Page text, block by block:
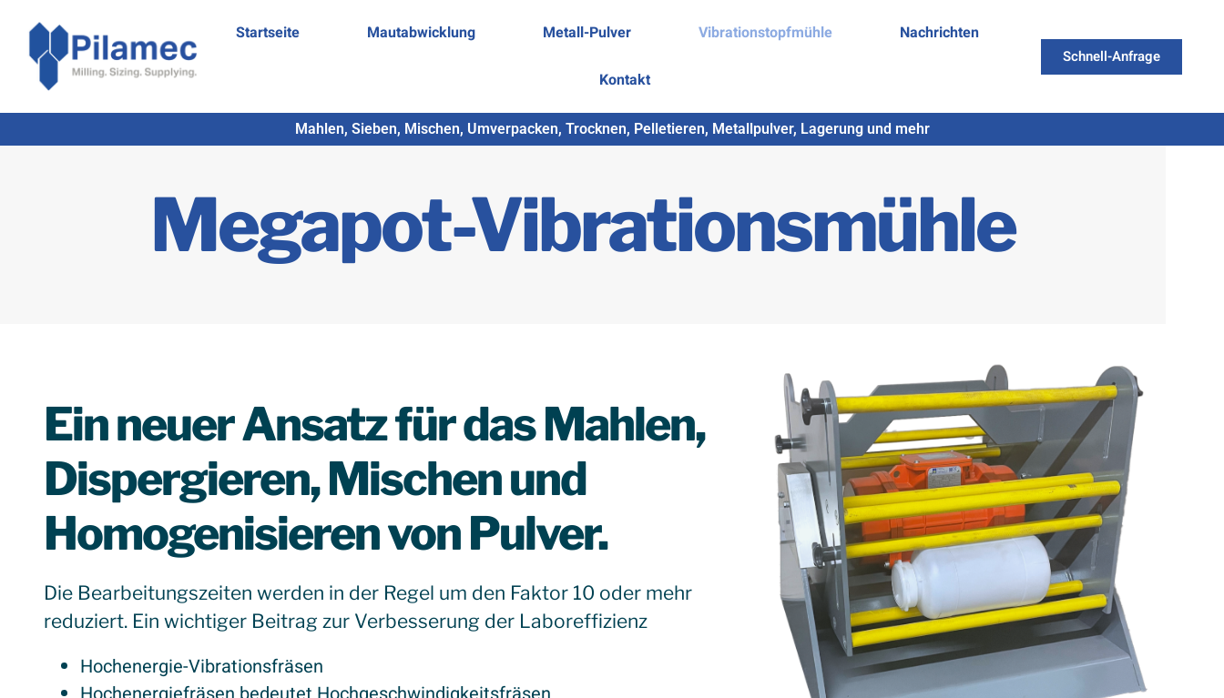
Startseite Mautabwicklung Metall-Pulver Vibrationstopfmühle Nachrichten
Kontakt
Schnell-Anfrage
Mahlen, Sieben, Mischen, Umverpacken, Trocknen, Pelletieren, Metallpulver, Lagerung und mehr
Megapot-Vibrationsmühle
Ein neuer Ansatz für das Mahlen,
Dispergieren, Mischen und
Homogenisieren von Pulver.
Die Bearbeitungszeiten werden in der Regel um den Faktor 10 oder mehr
reduziert. Ein wichtiger Beitrag zur Verbesserung der Laboreffizienz
Hochenergie-Vibrationsfräsen